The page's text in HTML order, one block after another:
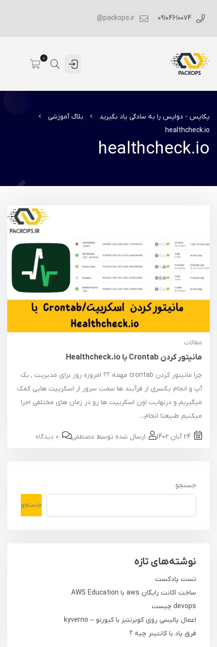
0
پکاپس - دواپس را به سادگی یاد بگیرید
بلاگ آموزشی
healthcheck.io
healthcheck.io
مقالات
مانیتور کردن Crontab با Healthcheck.io
چرا مانیتور کردن crontab مهمه ؟؟ امروزه روز برای مدیریت , بک
آپ و انجام یکسری از فرآیند ها سمت سرور از اسکریپت هایی کمک
میگیریم و درنهایت اون اسکریپت ها رو در زمان های مختلفی اجرا
میکنیم طبیعتا انجام...
ارسال شده توسط مصطفی 0 دیدگاه
جستجو
جستجو
نوشته‌های تازه
تست پادکست
ساخت اکانت رایگان aws با AWS Education
devops چیست
اعمال پالیسی روی کوبرنتیز با کیورنو – kyverno
فرق پاد با کانتینر چیه ؟